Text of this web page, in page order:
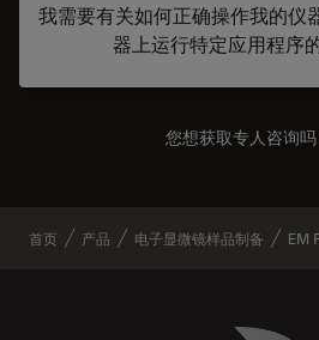
我需要有关如何正确操作我的仪
器上运行特定应用程序
您想获取专人咨询吗
首页 产品 电子显微镜样品制备 EM